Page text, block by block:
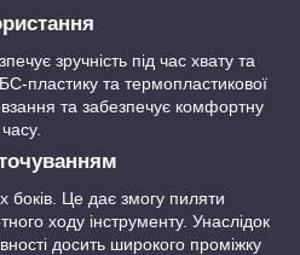
зручність під час хвату та
пластику та термопластикової
та забезпечує комфортну
боків. Це дає змогу пиляти
ходу інструменту. Унаслідок
досить широкого проміжку